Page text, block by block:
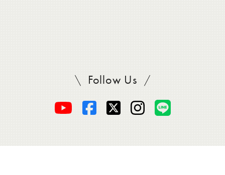
Follow UsSADAをフォロー
オ
オ
オ
オ